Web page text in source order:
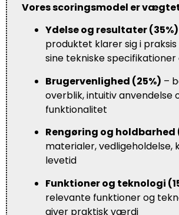
Vores scoringsmodel er
Ydelse og resultater (35%)
produktet klarer sig i
sine tekniske
Brugervenlighed (25%) –
overblik, intuitiv anvendelse
funktionalitet
Rengøring og holdbarhed
materialer, vedligeholdelse,
levetid
Funktioner og teknologi
relevante funktioner og
giver praktisk værdi